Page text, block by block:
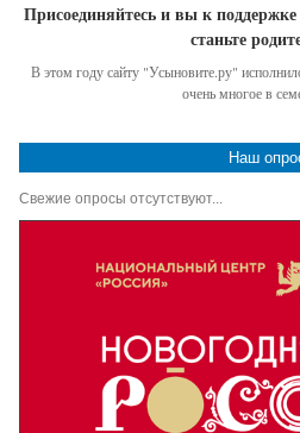
Присоединяйтесь и вы к
станьте
В этом году сайту "Усыновите.ру"
очень многое в
Наш
Свежие опросы отсутствуют...